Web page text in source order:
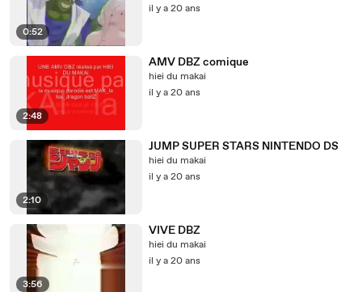
0:52
il y a 20 ans
2:48
AMV DBZ comique
hiei du makai
il y a 20 ans
2:10
JUMP SUPER STARS NINTENDO DS
hiei du makai
il y a 20 ans
3:56
VIVE DBZ
hiei du makai
il y a 20 ans